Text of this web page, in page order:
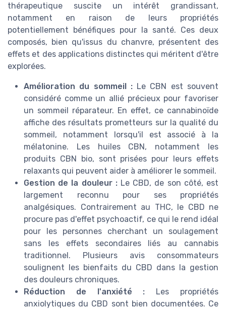
thérapeutique suscite un intérêt grandissant,
notamment en raison de leurs propriétés
potentiellement bénéfiques pour la santé. Ces deux
composés, bien qu'issus du chanvre, présentent des
effets et des applications distinctes qui méritent d'être
explorées.
Amélioration du sommeil :Le CBN est souvent
considéré comme un allié précieux pour favoriser
un sommeil réparateur. En effet, ce cannabinoïde
affiche des résultats prometteurs sur la qualité du
sommeil, notamment lorsqu'il est associé à la
mélatonine. Les huiles CBN, notamment les
produits CBN bio, sont prisées pour leurs effets
relaxants qui peuvent aider à améliorer le sommeil.
Gestion de la douleur :Le CBD, de son côté, est
largement reconnu pour ses propriétés
analgésiques. Contrairement au THC, le CBD ne
procure pas d'effet psychoactif, ce qui le rend idéal
pour les personnes cherchant un soulagement
sans les effets secondaires liés au cannabis
traditionnel. Plusieurs avis consommateurs
soulignent les bienfaits du CBD dans la gestion
des douleurs chroniques.
Réduction de l'anxiété : Les propriétés
anxiolytiques du CBD sont bien documentées. Ce